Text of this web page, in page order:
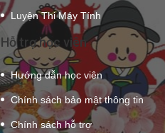
Luyện Thi Máy Tính
Hỗ trợ học viên
Hướng dẫn học viên
Chính sách bảo mật thông tin
Chính sách hỗ trợ